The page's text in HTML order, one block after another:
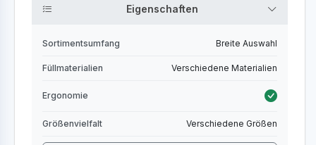
Eigenschaften
Sortimentsumfang Breite Auswahl
Füllmaterialien Verschiedene Materialien
Ergonomie
Größenvielfalt Verschiedene Größen